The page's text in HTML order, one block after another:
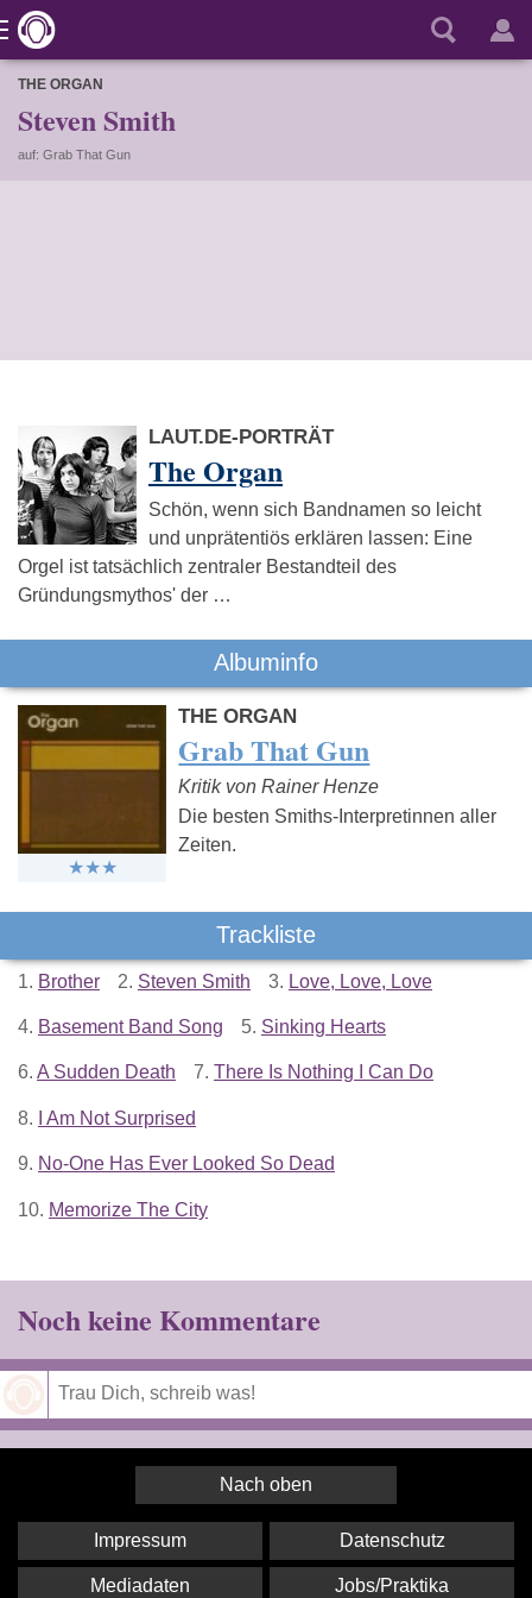
THE ORGAN
Steven Smith
auf: Grab That Gun
LAUT.DE-PORTRÄT
The Organ
Schön, wenn sich Bandnamen so leicht
und unprätentiös erklären lassen: Eine
Orgel ist tatsächlich zentraler Bestandteil des
Gründungsmythos' der …
Albuminfo
THE ORGAN
Grab That Gun
Kritik von Rainer Henze
Die besten Smiths-Interpretinnen aller
Zeiten.
Trackliste
1. Brother 2. Steven Smith 3. Love, Love, Love
4. Basement Band Song 5. Sinking Hearts
6. A Sudden Death 7. There Is Nothing I Can Do
8. I Am Not Surprised
9. No-One Has Ever Looked So Dead
10. Memorize The City
Noch keine Kommentare
Nach oben
Impressum Datenschutz
Mediadaten Jobs/Praktika